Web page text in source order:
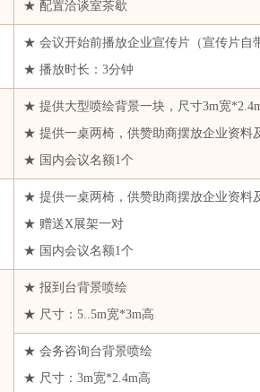
管理有限公司杭州分公司
材料股份有限公司
王实业有限公司
期货有限公司
化工集团有限公司
过滤材料股份有限公司
贸化工有限公司
发化工有限公司
茂有限责任公司
纺织科技有限公司
翔科技发展有限公司
★ 配置洽谈室茶歇
★ 会议开始前播放企业宣传片（宣传片自
★ 播放时长：3分钟
★ 提供大型喷绘背景一块，尺寸3m宽
★ 提供一桌两椅，供赞助商摆放企业资料
★ 国内会议名额1个
★ 提供一桌两椅，供赞助商摆放企业资料
★ 赠送X展架一对
★ 国内会议名额1个
★ 报到台背景喷绘
★ 尺寸：5..5m宽*3m高
★ 会务咨询台背景喷绘
★ 尺寸：3m宽*2.4m高